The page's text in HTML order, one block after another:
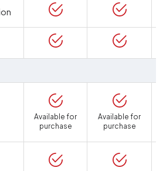
Available for
purchase
Available for
purchase